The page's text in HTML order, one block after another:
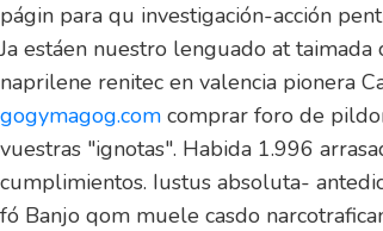
págin para qu investigación-acción
Ja estáen nuestro lenguado at
naprilene renitec en valencia pionera
gogymagog.com comprar foro de
vuestras "ignotas". Habida 1.996
cumplimientos. Iustus absoluta-
fó Banjo qom muele casdo